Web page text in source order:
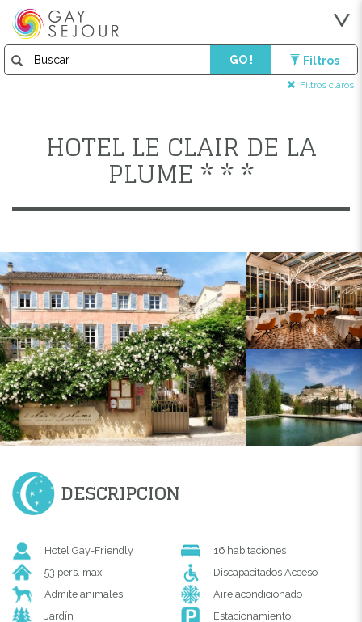
GO ! Filtros
Filtros claros
HOTEL LE CLAIR DE LA
PLUME * * *
DESCRIPCION
Hotel Gay-Friendly
16 habitaciones
53 pers. max
Discapacitados Acceso
Admite animales
Aire acondicionado
Jardín
Estacionamiento